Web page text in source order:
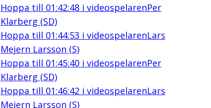
Hoppa till 01:42:48i videospelarenPer
Klarberg (SD)
Hoppa till 01:44:53 i videospelarenLars
Mejern Larsson (S)
Hoppa till 01:45:40i videospelarenPer
Klarberg (SD)
Hoppa till 01:46:42 i videospelarenLars
Mejern Larsson (S)